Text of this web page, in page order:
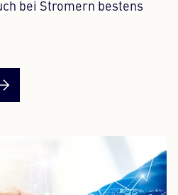
bei Stromern bestens